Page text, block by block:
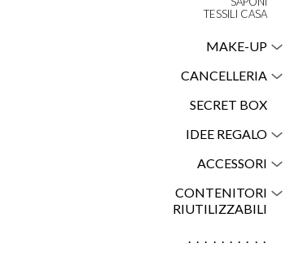
TESSILI CASA
MAKE-UP
CANCELLERIA
SECRET BOX
IDEE REGALO
ACCESSORI
CONTENITORI
RIUTILIZZABILI
..........